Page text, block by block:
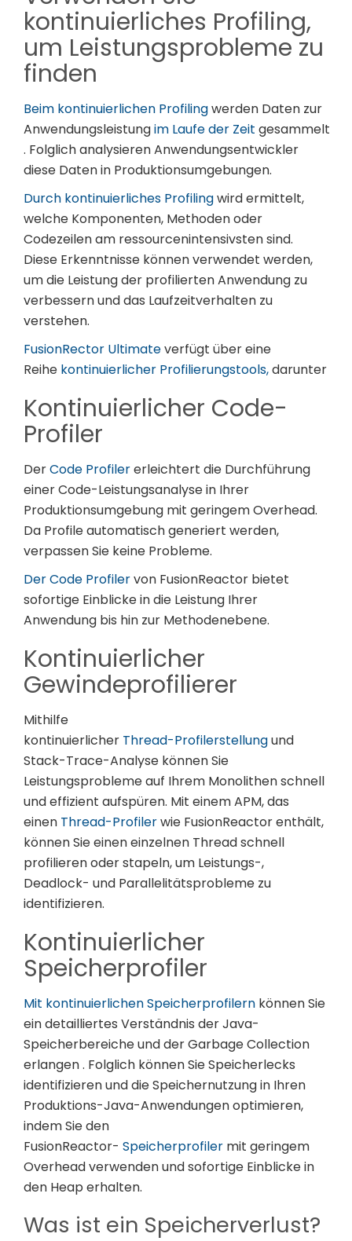
kontinuierliches Profiling,
um Leistungsprobleme zu
finden
Beim kontinuierlichen Profilingwerden Daten zur
Anwendungsleistungim Laufe der Zeit gesammelt
. Folglich analysieren Anwendungsentwickler
diese Daten in Produktionsumgebungen.
Durch kontinuierliches Profilingwird ermittelt,
welche Komponenten, Methoden oder
Codezeilen am ressourcenintensivsten sind.
Diese Erkenntnisse können verwendet werden,
um die Leistung der profilierten Anwendung zu
verbessern und das Laufzeitverhalten zu
verstehen.
FusionRector Ultimateverfügt über eine
Reihe kontinuierlicher Profilierungstools,darunter
Kontinuierlicher Code-
Profiler
DerCode Profilererleichtert die Durchführung
einer Code-Leistungsanalyse in Ihrer
Produktionsumgebung mit geringem Overhead.
Da Profile automatisch generiert werden,
verpassen Sie keine Probleme.
Der Code Profilervon FusionReactor bietet
sofortige Einblicke in die Leistung Ihrer
Anwendung bis hin zur Methodenebene.
Kontinuierlicher
Gewindeprofilierer
Mithilfe
kontinuierlicher Thread-Profilerstellungund
Stack-Trace-Analyse können Sie
Leistungsprobleme auf Ihrem Monolithen schnell
und effizient aufspüren. Mit einem APM, das
einen Thread-Profilerwie FusionReactor enthält,
können Sie einen einzelnen Thread schnell
profilieren oder stapeln, um Leistungs-,
Deadlock- und Parallelitätsprobleme zu
identifizieren.
Kontinuierlicher
Speicherprofiler
Mit kontinuierlichen Speicherprofilern können Sie
ein detailliertes Verständnis der Java-
Speicherbereiche und der Garbage Collection
erlangen . Folglich können Sie Speicherlecks
identifizieren und die Speichernutzung in Ihren
Produktions-Java-Anwendungen optimieren,
indem Sie den
FusionReactor- Speicherprofiler mit geringem
Overhead verwenden und sofortige Einblicke in
den Heap erhalten.
Was ist ein Speicherverlust?